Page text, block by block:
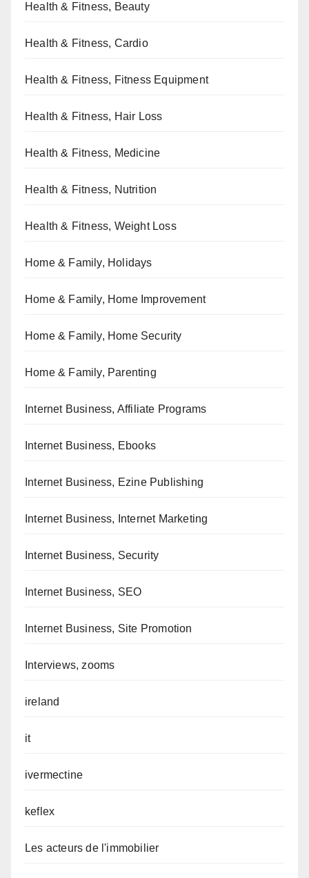
Health & Fitness, Beauty
Health & Fitness, Cardio
Health & Fitness, Fitness Equipment
Health & Fitness, Hair Loss
Health & Fitness, Medicine
Health & Fitness, Nutrition
Health & Fitness, Weight Loss
Home & Family, Holidays
Home & Family, Home Improvement
Home & Family, Home Security
Home & Family, Parenting
Internet Business, Affiliate Programs
Internet Business, Ebooks
Internet Business, Ezine Publishing
Internet Business, Internet Marketing
Internet Business, Security
Internet Business, SEO
Internet Business, Site Promotion
Interviews, zooms
ireland
it
ivermectine
keflex
Les acteurs de l'immobilier